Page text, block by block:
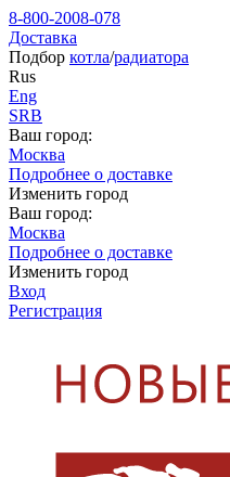
8-800-2008-078
Доставка
Подбор котла/радиатора
Rus
Eng
SRB
Ваш город:
Москва
Подробнее о доставке
Изменить город
Ваш город:
Москва
Подробнее о доставке
Изменить город
Вход
Регистрация